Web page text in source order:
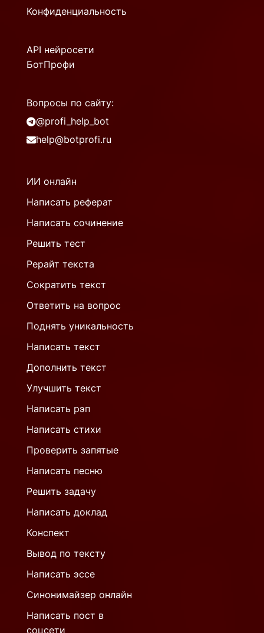
Конфиденциальность
API нейросети
БотПрофи
Вопросы по сайту:
@profi_help_bot
help@botprofi.ru
ИИ онлайн
Написать реферат
Написать сочинение
Решить тест
Рерайт текста
Сократить текст
Ответить на вопрос
Поднять уникальность
Написать текст
Дополнить текст
Улучшить текст
Написать рэп
Написать стихи
Проверить запятые
Написать песню
Решить задачу
Написать доклад
Конспект
Вывод по тексту
Написать эссе
Синонимайзер онлайн
Написать пост в
соцсети